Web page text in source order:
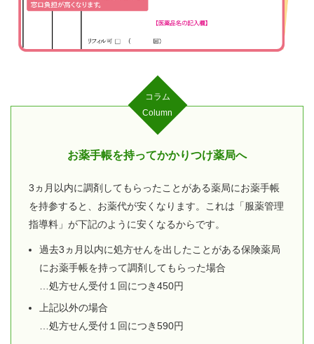
コラム
Column
お薬手帳を持ってかかりつけ薬局へ
3ヵ月以内に調剤してもらったことがある薬局にお薬手帳
を持参すると、お薬代が安くなります。これは「服薬管理
指導料」が下記のように安くなるからです。
過去3ヵ月以内に処方せんを出したことがある保険薬局
にお薬手帳を持って調剤してもらった場合
…処方せん受付１回につき450円
上記以外の場合
…処方せん受付１回につき590円